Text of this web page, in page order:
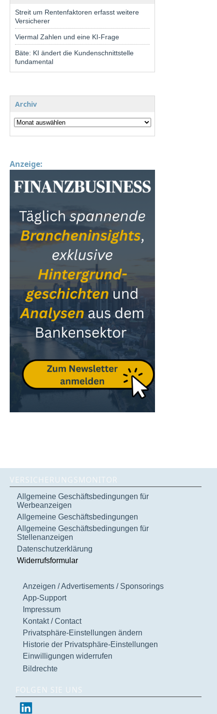
Streit um Rentenfaktoren erfasst weitere
Versicherer
Viermal Zahlen und eine KI-Frage
Bäte: KI ändert die Kundenschnittstelle
fundamental
Archiv
Anzeige:
VERSICHERUNGSMONITOR
Allgemeine Geschäftsbedingungen für
Werbeanzeigen
Allgemeine Geschäftsbedingungen
Allgemeine Geschäftsbedingungen für
Stellenanzeigen
Datenschutzerklärung
Widerrufsformular
Anzeigen / Advertisements / Sponsorings
App-Support
Impressum
Kontakt / Contact
Privatsphäre-Einstellungen ändern
Historie der Privatsphäre-Einstellungen
Einwilligungen widerrufen
Bildrechte
FOLGEN SIE UNS